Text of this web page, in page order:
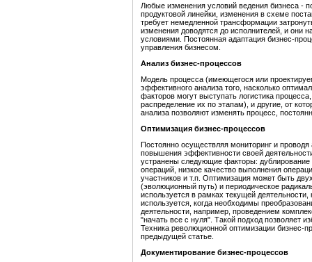
Любые изменения условий ведения бизнеса -
продуктовой линейки, изменения в схеме
требует немедленной трансформации
изменения доводятся до исполнителей, и они
условиями. Постоянная адаптация бизнес-
управления бизнесом.
Анализ бизнес-процессов
Модель процесса (имеющегося или
эффективного анализа того, насколько
факторов могут выступать логистика
распределение их по этапам), и другие, от
анализа позволяют изменять процесс,
Оптимизация бизнес-процессов
Постоянно осуществляя мониторинг и
повышения эффективности своей
устранены следующие факторы: дублирование
операций, низкое качество выполнения
участников и т.п. Оптимизация может быть
(эволюционный путь) и периодическое
используется в рамках текущей
используется, когда необходимы
деятельности, например, проведением
"начать все с нуля". Такой подход позволяет
Техника революционной оптимизации бизнес-
предыдущей статье.
Документирование бизнес-процессов